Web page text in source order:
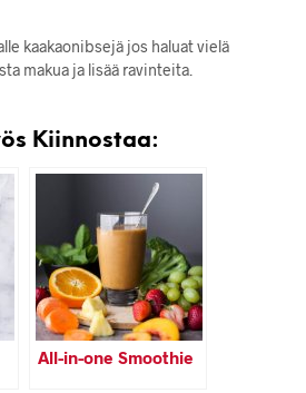
kaakaonibsejä jos haluat vielä
makua ja lisää ravinteita.
Kiinnostaa:
All-in-one Smoothie